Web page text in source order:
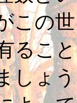
この
るこ
しょ